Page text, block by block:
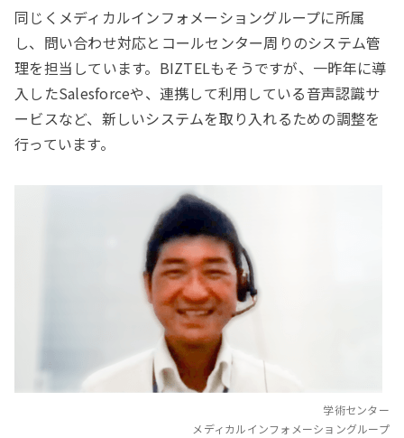
同じくメディカルインフォメーショングループに所属
し、問い合わせ対応とコールセンター周りのシステム管
理を担当しています。BIZTELもそうですが、一昨年に導
入したSalesforceや、連携して利用している音声認識サ
ービスなど、新しいシステムを取り入れるための調整を
行っています。
学術センター
メディカルインフォメーショングループ